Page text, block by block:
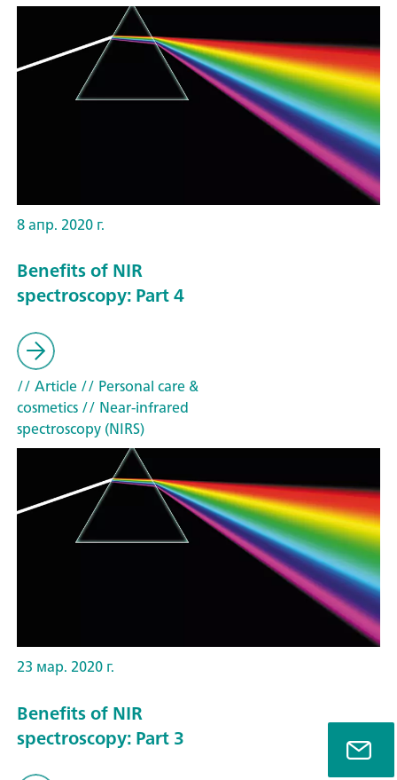
8 апр. 2020 г.
Benefits of NIR
spectroscopy: Part 4
// Article// Personal care &
cosmetics// Near-infrared
spectroscopy (NIRS)
23 мар. 2020 г.
Benefits of NIR
spectroscopy: Part 3